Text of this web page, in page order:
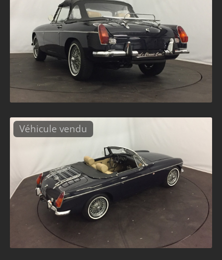
Véhicule vendu